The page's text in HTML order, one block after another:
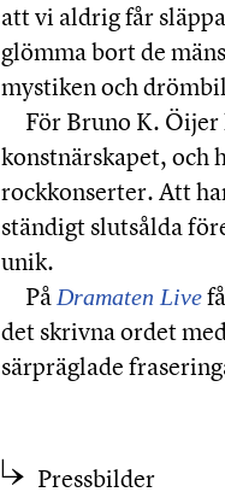
att vi aldrig får
glömma bort de
mystiken och
För Bruno K.
konstnärskapet, och
rockkonserter. Att
ständigt slutsålda
unik.
På Dramaten Live
det skrivna ordet
särpräglade
Pressbilder